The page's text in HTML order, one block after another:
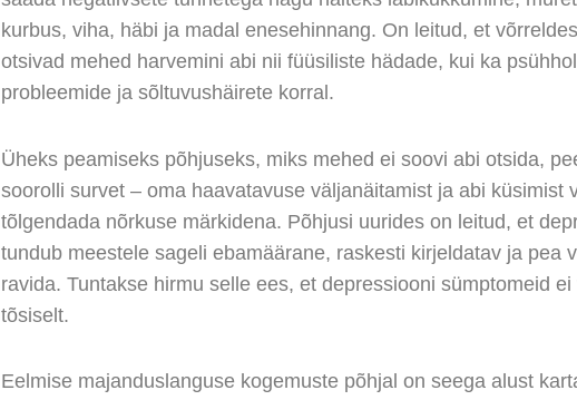
kurbus, viha, häbi ja madal enesehinnang. On leitud, et
otsivad mehed harvemini abi nii füüsiliste hädade, kui ka
probleemide ja sõltuvushäirete korral.
Üheks peamiseks põhjuseks, miks mehed ei soovi abi otsida,
soorolli survet – oma haavatavuse väljanäitamist ja abi küsimist
tõlgendada nõrkuse märkidena. Põhjusi uurides on leitud, et
tundub meestele sageli ebamäärane, raskesti kirjeldatav ja pea
ravida. Tuntakse hirmu selle ees, et depressiooni sümptomeid ei
tõsiselt.
Eelmise majanduslanguse kogemuste põhjal on seega alust